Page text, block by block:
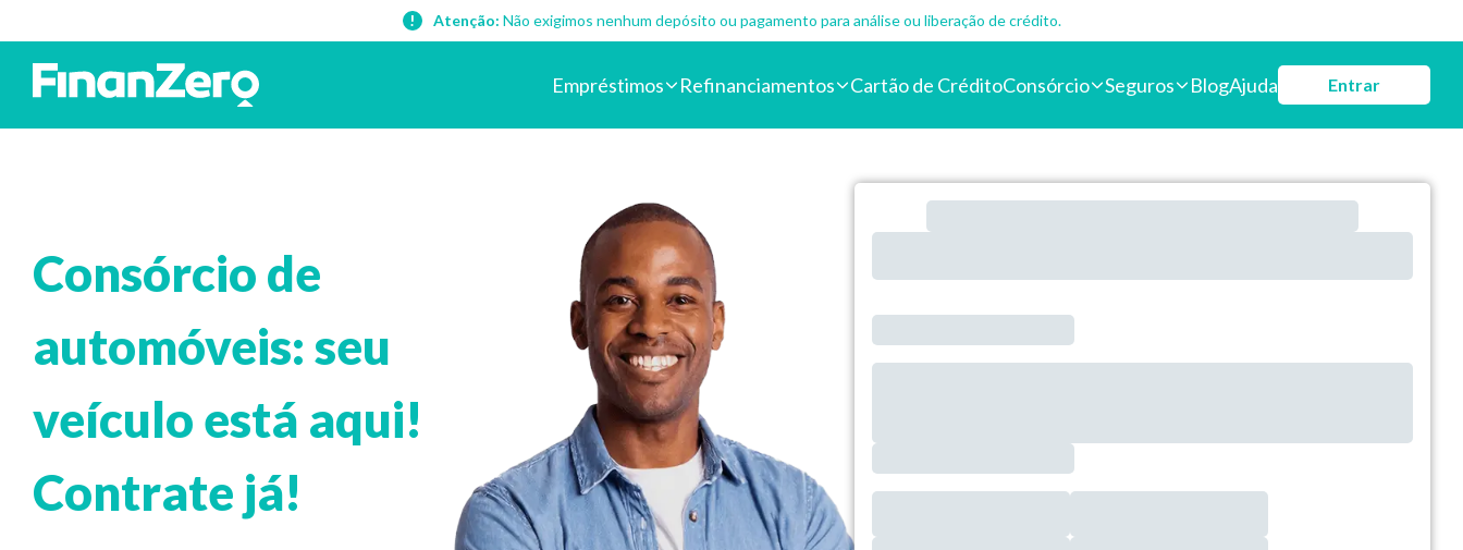
Atenção: Não exigimos nenhum depósito ou pagamento para análise ou liberação de crédito.
Empréstimos Refinanciamentos Cartão de CréditoConsórcio Seguros BlogAjuda Entrar
Consórcio de
automóveis: seu
veículo está aqui!
Contrate já!